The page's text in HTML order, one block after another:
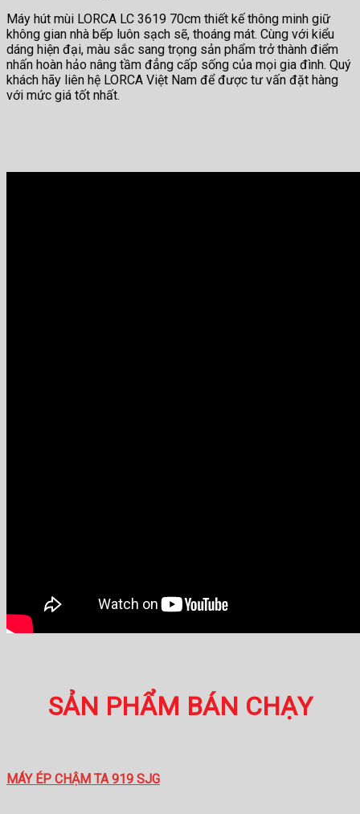
Máy hút mùi LORCA LC 3619 70cm thiết kế thông minh giữ
không gian nhà bếp luôn sạch sẽ, thoáng mát. Cùng với kiểu
dáng hiện đại, màu sắc sang trọng sản phẩm trở thành điểm
nhấn hoàn hảo nâng tầm đẳng cấp sống của mọi gia đình. Quý
khách hãy liên hệ LORCA Việt Nam để được tư vấn đặt hàng
với mức giá tốt nhất.
SẢN PHẨM BÁN CHẠY
MÁY ÉP CHẬM TA 919 SJG